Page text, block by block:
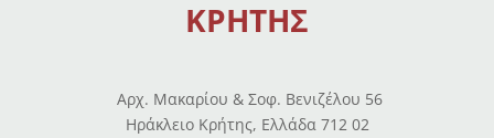
ΚΡΗΤΗΣ
Αρχ. Μακαρίου & Σοφ. Βενιζέλου 56
Ηράκλειο Κρήτης, Ελλάδα 712 02